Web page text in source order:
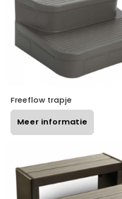
Freeflow trapje
Meer informatie